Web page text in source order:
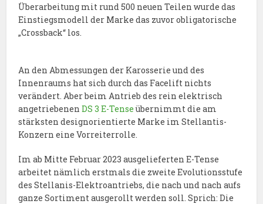
Überarbeitung mit rund 500 neuen Teilen wurde das
Einstiegsmodell der Marke das zuvor obligatorische
„Crossback“ los.
An den Abmessungen der Karosserie und des
Innenraums hat sich durch das Facelift nichts
verändert. Aber beim Antrieb des rein elektrisch
angetriebenenDS 3 E-Tense übernimmt die am
stärksten designorientierte Marke im Stellantis-
Konzern eine Vorreiterrolle.
Im ab Mitte Februar 2023 ausgelieferten E-Tense
arbeitet nämlich erstmals die zweite Evolutionsstufe
des Stellanis-Elektroantriebs, die nach und nach aufs
ganze Sortiment ausgerollt werden soll. Sprich: Die